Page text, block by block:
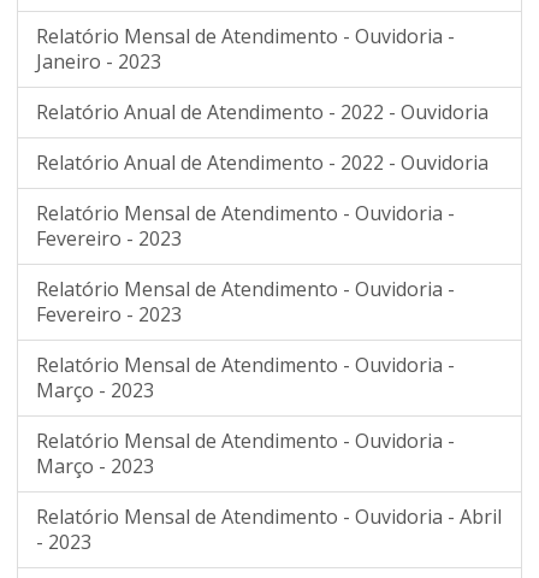
Relatório Mensal de Atendimento - Ouvidoria -
Janeiro - 2023
Relatório Anual de Atendimento - 2022 - Ouvidoria
Relatório Anual de Atendimento - 2022 - Ouvidoria
Relatório Mensal de Atendimento - Ouvidoria -
Fevereiro - 2023
Relatório Mensal de Atendimento - Ouvidoria -
Fevereiro - 2023
Relatório Mensal de Atendimento - Ouvidoria -
Março - 2023
Relatório Mensal de Atendimento - Ouvidoria -
Março - 2023
Relatório Mensal de Atendimento - Ouvidoria - Abril
- 2023